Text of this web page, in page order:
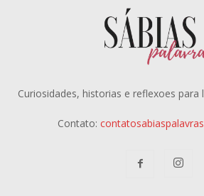
Curiosidades, historias e reflexoes para
Contato: